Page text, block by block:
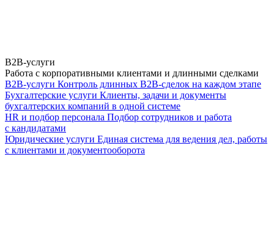
B2B-услуги
Работа с корпоративными клиентами и длинными сделками
B2B-услуги Контроль длинных B2B-сделок на каждом этапе
Бухгалтерские услуги Клиенты, задачи и документы
бухгалтерских компаний в одной системе
HR и подбор персонала Подбор сотрудников и работа
с кандидатами
Юридические услуги Единая система для ведения дел, работы
с клиентами и документооборота